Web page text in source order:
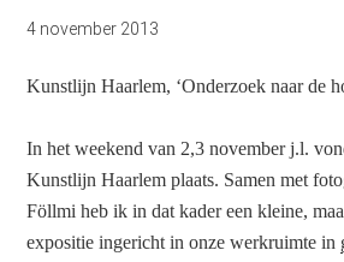
4 november 2013
Kunstlijn Haarlem, ‘Onderzoek naar de
In het weekend van 2,3 november j.l.
Kunstlijn Haarlem plaats. Samen met
Föllmi heb ik in dat kader een kleine,
expositie ingericht in onze werkruimte in